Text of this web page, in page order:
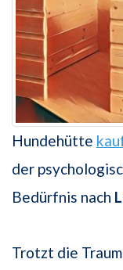
Hundehütte
der
Bedürfnis nach
Trotzt die